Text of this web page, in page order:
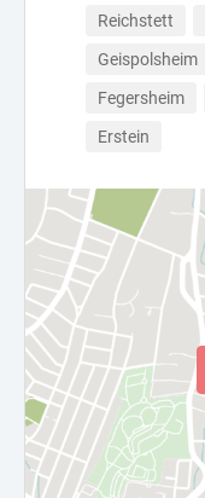
Reichstett
Geispolsheim
Fegersheim
Erstein